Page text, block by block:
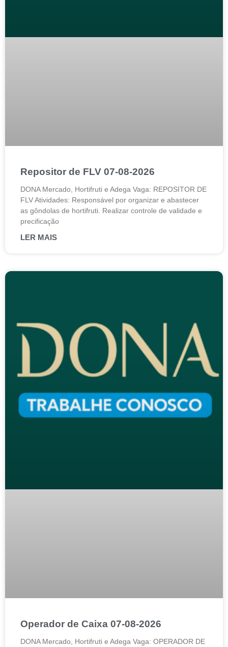
Repositor de FLV 07-08-2026
DONA Mercado, Hortifruti e Adega Vaga: REPOSITOR DE
FLV Atividades: Responsável por organizar e abastecer
as gôndolas de hortifruti. Realizar controle de validade e
precificação
LER MAIS
Operador de Caixa 07-08-2026
DONA Mercado, Hortifruti e Adega Vaga: OPERADOR DE